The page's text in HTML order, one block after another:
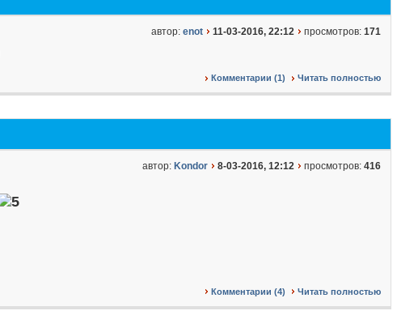
автор: enot 11-03-2016, 22:12 просмотров: 171
Комментарии (1) Читать полностью
автор: Kondor 8-03-2016, 12:12 просмотров: 416
Комментарии (4) Читать полностью